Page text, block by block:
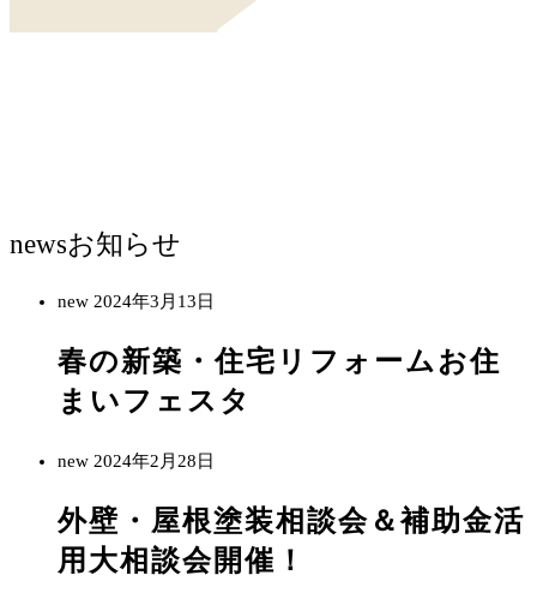
newsお知らせ
new 2024年3月13日
春の新築・住宅リフォームお住
まいフェスタ
new 2024年2月28日
外壁・屋根塗装相談会＆補助金活
用大相談会開催！